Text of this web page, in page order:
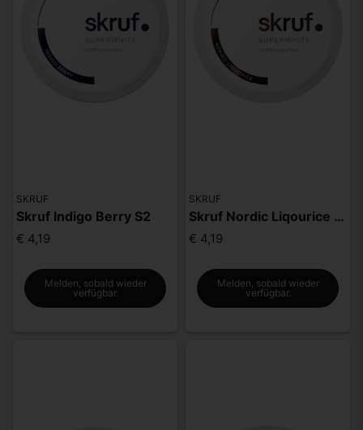
SKRUF
Skruf Indigo Berry S2
€ 4,19
Melden, sobald wieder
verfügbar.
SKRUF
Skruf Nordic Liqourice S2
€ 4,19
Melden, sobald wieder
verfügbar.